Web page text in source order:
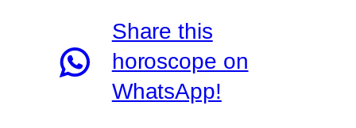
Share this
horoscope on
WhatsApp!